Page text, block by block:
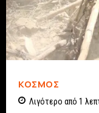
ΚΌΣΜΟΣ
Λιγότερο από 1